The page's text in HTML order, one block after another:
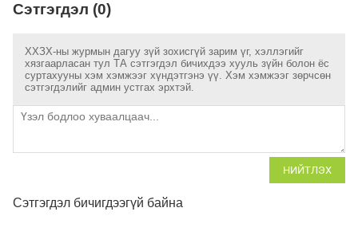
Сэтгэгдэл (0)
ХХЗХ-ны журмын дагуу зүй зохисгүй зарим үг, хэллэгийг
хязгаарласан тул ТА сэтгэгдэл бичихдээ хууль зүйн болон ёс
суртахууны хэм хэмжээг хүндэтгэнэ үү. Хэм хэмжээг зөрчсөн
сэтгэгдэлийг админ устгах эрхтэй.
НИЙТЛЭХ
Сэтгэгдэл бичигдээгүй байна